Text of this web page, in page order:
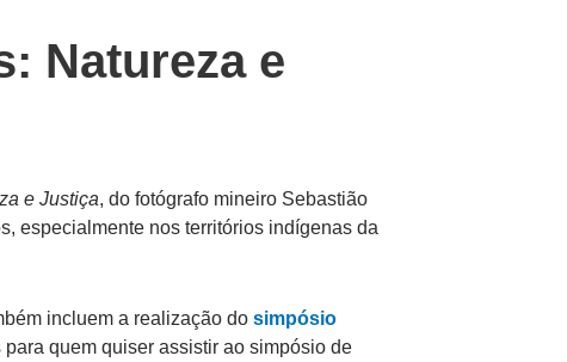
Natureza e
e Justiça, do fotógrafo mineiro Sebastião
especialmente nos territórios indígenas da
incluem a realização do simpósio
quem quiser assistir ao simpósio de